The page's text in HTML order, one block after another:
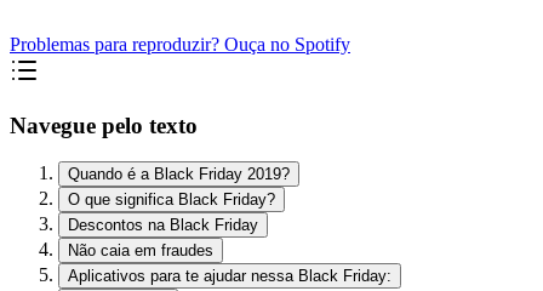
Problemas para reproduzir? Ouça no Spotify
Navegue pelo texto
Quando é a Black Friday 2019?
O que significa Black Friday?
Descontos na Black Friday
Não caia em fraudes
Aplicativos para te ajudar nessa Black Friday: